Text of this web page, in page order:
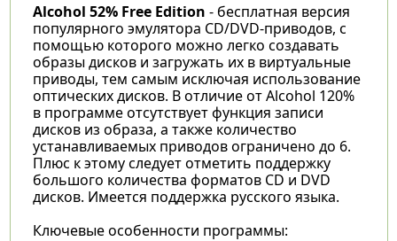
Alcohol 52% Free Edition - бесплатная версия
популярного эмулятора CD/DVD-приводов, с
помощью которого можно легко создавать
образы дисков и загружать их в виртуальные
приводы, тем самым исключая использование
оптических дисков. В отличие от Alcohol 120%
в программе отсутствует функция записи
дисков из образа, а также количество
устанавливаемых приводов ограничено до 6.
Плюс к этому следует отметить поддержку
большого количества форматов CD и DVD
дисков. Имеется поддержка русского языка.
Ключевые особенности программы: